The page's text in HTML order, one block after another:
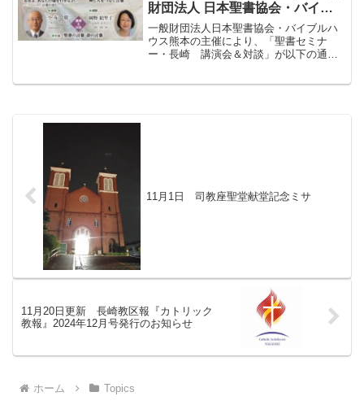
財団法人 日本聖書協会・バイブ
ルハウス熊本、後援：長崎キリス
ト教協議会 カトリック長崎大司
教区）
一般財団法人日本聖書協会・バイブルハ
ウス熊本の主催により、「聖書セミナ
ー・長崎 講演会＆対談」が以下の通り
11月1日 司教座聖堂献堂記念ミサ
11月20日更新 長崎教区報『カトリック
教報』2024年12月号発行のお知らせ
ホーム Topics